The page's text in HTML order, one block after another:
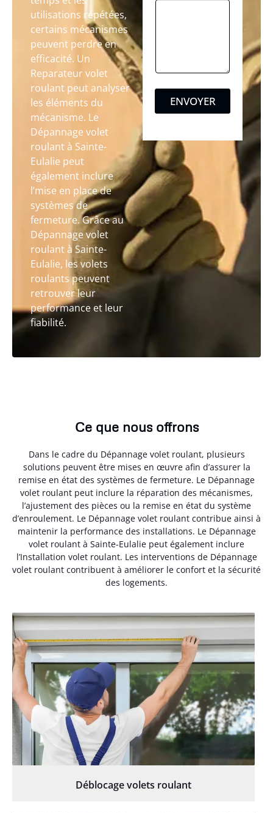
utilisations répétées,
certains mécanismes
peuvent perdre en
efficacité. Un
Reparateur volet
roulant peut analyser
les éléments du
mécanisme. Le
Dépannage volet
roulant à Sainte-
Eulalie peut
également inclure
l’mise en place de
systèmes de
fermeture. Grâce au
Dépannage volet
roulant à Sainte-
Eulalie, les volets
roulants peuvent
retrouver leur
performance et leur
fiabilité.
ENVOYER
Ce que nous offrons
Dans le cadre du Dépannage volet roulant, plusieurs
solutions peuvent être mises en œuvre afin d’assurer la
remise en état des systèmes de fermeture. Le Dépannage
volet roulant peut inclure la réparation des mécanismes,
l’ajustement des pièces ou la remise en état du système
d’enroulement. Le Dépannage volet roulant contribue ainsi à
maintenir la performance des installations. Le Dépannage
volet roulant à Sainte-Eulalie peut également inclure
l’Installation volet roulant. Les interventions de Dépannage
volet roulant contribuent à améliorer le confort et la sécurité
des logements.
Déblocage volets roulant